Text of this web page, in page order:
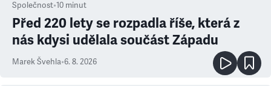
Společnost•10 minut
Před 220 lety se rozpadla říše, která z
nás kdysi udělala součást Západu
Marek Švehla•6. 8. 2026